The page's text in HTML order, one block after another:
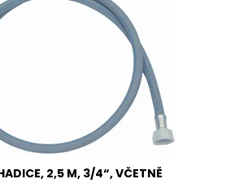
JOLLY v celkové délce 2,5 m,
včetně těsnění. Hadice je určená
praček a myček nádobí.
přímou koncovku a
s kolínkem.
2,5 M, 3/4“, VČETNĚ